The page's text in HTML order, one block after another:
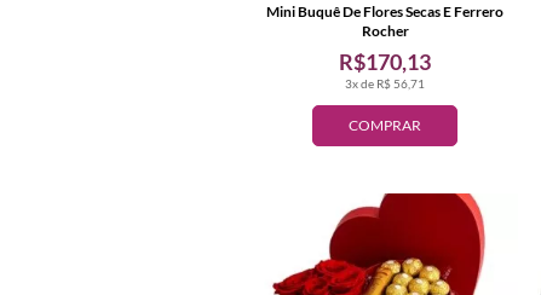
COMPRAR
3x de R$ 56,71
R$170,13
Mini Buquê De Flores Secas E Ferrero
Rocher